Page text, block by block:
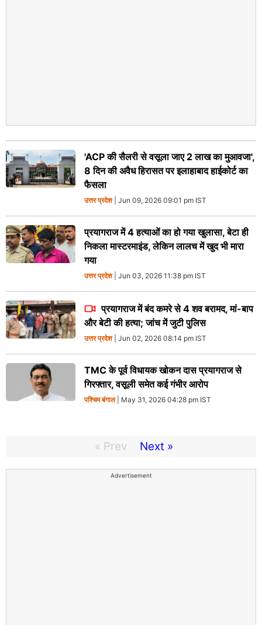
'ACP की सैलरी से वसूला जाए 2 लाख का मुआवजा',
8 दिन की अवैध हिरासत पर इलाहाबाद हाईकोर्ट का
फैसला
उत्तर प्रदेश| Jun 09, 2026 09:01 pm IST
प्रयागराज में 4 हत्याओं का हो गया खुलासा, बेटा ही
निकला मास्टरमाइंड, लेकिन लालच में खुद भी मारा
गया
उत्तर प्रदेश| Jun 03, 2026 11:38 pm IST
प्रयागराज में बंद कमरे से 4 शव बरामद, मां-बाप
और बेटी की हत्या; जांच में जुटी पुलिस
उत्तर प्रदेश| Jun 02, 2026 08:14 pm IST
TMC के पूर्व विधायक खोकन दास प्रयागराज से
गिरफ्तार, वसूली समेत कई गंभीर आरोप
पश्चिम बंगाल| May 31, 2026 04:28 pm IST
« Prev Next »
Advertisement